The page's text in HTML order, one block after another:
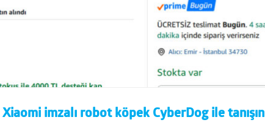
Xiaomi imzalı robot köpek CyberDog ile tanışın